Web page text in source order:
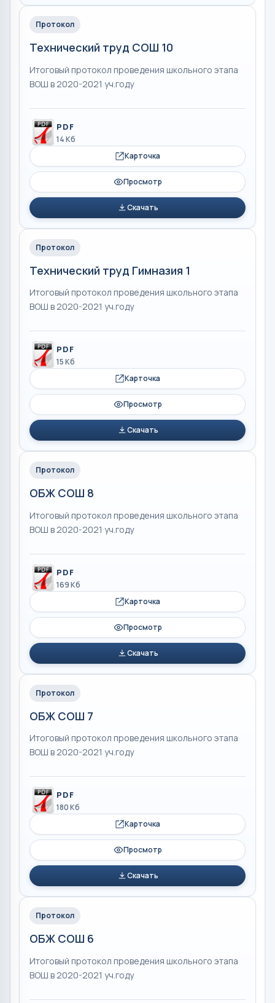
Протокол
Технический труд СОШ 10
Итоговый протокол проведения школьного этапа
ВОШ в 2020-2021 уч.году
PDF
14 Кб
Карточка
Просмотр
Скачать
Протокол
Технический труд Гимназия 1
Итоговый протокол проведения школьного этапа
ВОШ в 2020-2021 уч.году
PDF
15 Кб
Карточка
Просмотр
Скачать
Протокол
ОБЖ СОШ 8
Итоговый протокол проведения школьного этапа
ВОШ в 2020-2021 уч.году
PDF
169 Кб
Карточка
Просмотр
Скачать
Протокол
ОБЖ СОШ 7
Итоговый протокол проведения школьного этапа
ВОШ в 2020-2021 уч.году
PDF
180 Кб
Карточка
Просмотр
Скачать
Протокол
ОБЖ СОШ 6
Итоговый протокол проведения школьного этапа
ВОШ в 2020-2021 уч.году